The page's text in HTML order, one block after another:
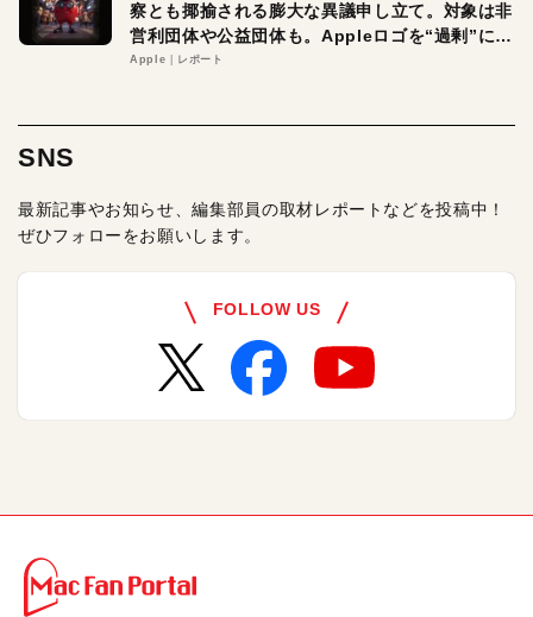
察とも揶揄される膨大な異議申し立て。対象は非
営利団体や公益団体も。Appleロゴを“過剰”に守
る理由とは
Apple レポート
SNS
最新記事やお知らせ、編集部員の取材レポートなどを投稿中！
ぜひフォローをお願いします。
FOLLOW US